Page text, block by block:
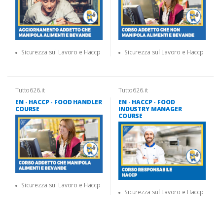
Sicurezza sul Lavoro e Haccp Sicurezza sul Lavoro e Haccp
Tutto626.it
EN - HACCP - FOOD HANDLER
COURSE
Sicurezza sul Lavoro e Haccp
Tutto626.it
EN - HACCP - FOOD
INDUSTRY MANAGER
COURSE
Sicurezza sul Lavoro e Haccp